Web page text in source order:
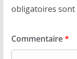
obligatoires sont
Commentaire*